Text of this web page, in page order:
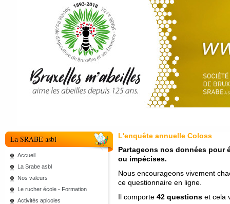
La SRABE asbl
Accueil
La Srabe asbl
Nos valeurs
Le rucher école - Formation
Activités apicoles
L'enquête annuelle Coloss
Partageons nos données
ou impécises.
Nous encourageons vivement
ce questionnaire en ligne.
Il comporte 42 questions et cela